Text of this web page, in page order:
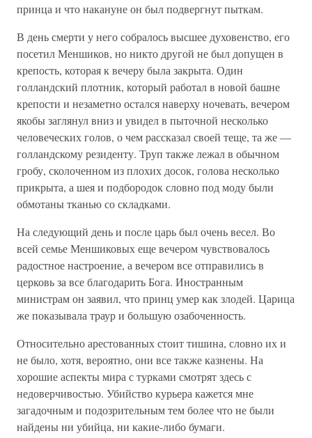
принца и что накануне он был подвергнут пыткам.
В день смерти у него собралось высшее духовенство, его
посетил Меншиков, но никто другой не был допущен в
крепость, которая к вечеру была закрыта. Один
голландский плотник, который работал в новой башне
крепости и незаметно остался наверху ночевать, вечером
якобы заглянул вниз и увидел в пыточной несколько
человеческих голов, о чем рассказал своей теще, та же —
голландскому резиденту. Труп также лежал в обычном
гробу, сколоченном из плохих досок, голова несколько
прикрыта, а шея и подбородок словно под моду были
обмотаны тканью со складками.
На следующий день и после царь был очень весел. Во
всей семье Меншиковых еще вечером чувствовалось
радостное настроение, а вечером все отправились в
церковь за все благодарить Бога. Иностранным
министрам он заявил, что принц умер как злодей. Царица
же показывала траур и большую озабоченность.
Относительно арестованных стоит тишина, словно их и
не было, хотя, вероятно, они все также казнены. На
хорошие аспекты мира с турками смотрят здесь с
недоверчивостью. Убийство курьера кажется мне
загадочным и подозрительным тем более что не были
найдены ни убийца, ни какие-либо бумаги.